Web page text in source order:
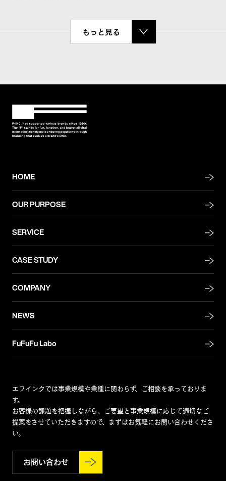
もっと見る
HOME
OUR PURPOSE
SERVICE
CASE STUDY
COMPANY
NEWS
FuFuFu Labo
エフインクでは事業規模や業種に関わらず、ご相談を承っておりま
す。
お客様の課題を把握しながら、ご要望と事業規模に応じて適切なご
提案をさせていただきますので、まずはお気軽にお問い合わせくださ
い。
お問い合わせ